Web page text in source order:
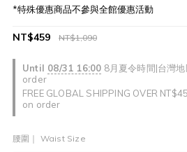
*特殊優惠商品不參與全館優惠活動
Until 08/31 16:00 8月夏令時間|台灣
order
FREE GLOBAL SHIPPING OVER
on order
NT$1,090
NT$459
腰圍｜ Waist Size